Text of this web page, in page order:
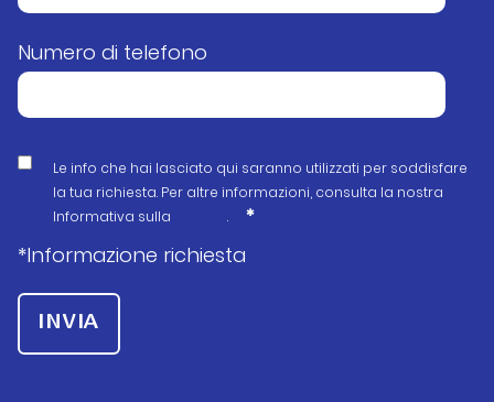
Numero di telefono
Le info che hai lasciato qui saranno utilizzati per soddisfare
la tua richiesta. Per altre informazioni, consulta la nostra
Informativa sulla
. *
*Informazione richiesta